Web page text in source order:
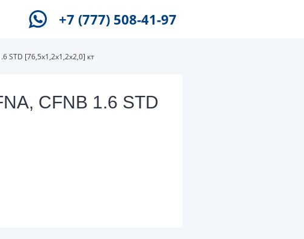
+7 (777) 508-41-97
STD [76,5x1,2x1,2x2,0] кт
CFNB 1.6 STD